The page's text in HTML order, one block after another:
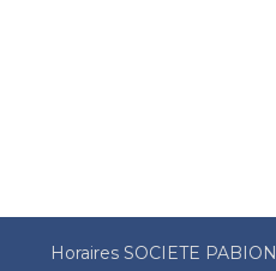
Horaires SOCIETE PABION